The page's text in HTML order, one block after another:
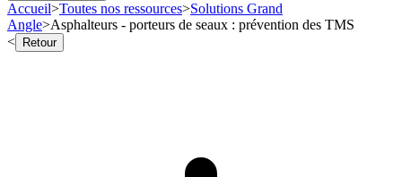
Accueil>Toutes nos ressources>Solutions Grand
Angle>Asphalteurs - porteurs de seaux : prévention des TMS
<
Retour